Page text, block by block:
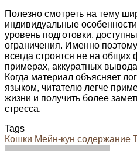
Полезно смотреть на тему
индивидуальные
уровень подготовки,
ограничения. Именно
всегда строятся не на общих
примерах, аккуратных
Когда материал объясняет
языком, читателю легче
жизни и получить более
стресса.
Tags
Кошки Мейн-кун содержание